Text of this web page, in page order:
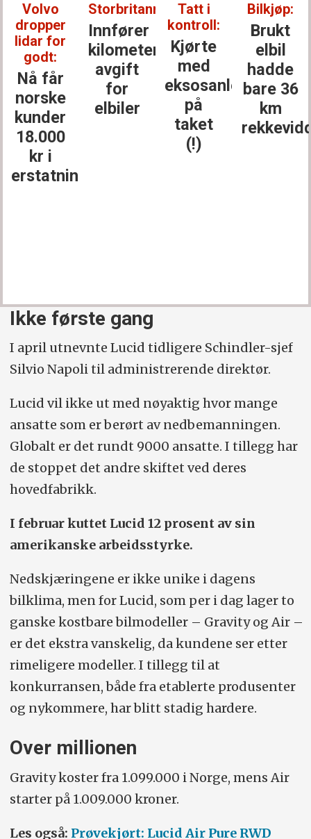
Volvo
dropper
lidar for
godt:
Nå får
norske
kunder
18.000
kr i
erstatning
Storbritannia:
Innfører
kilometer­
avgift
for
elbiler
Tatt i
kontroll:
Kjørte
med
eksosanlegget
på
taket
(!)
Bilkjøp:
Brukt
elbil
hadde
bare 36
km
Ikke første gang
I april utnevnte Lucid tidligere Schindler-sjef
Silvio Napoli til administrerende direktør.
Lucid vil ikke ut med nøyaktig hvor mange
ansatte som er berørt av nedbemanningen.
Globalt er det rundt 9000 ansatte. I tillegg har
de stoppet det andre skiftet ved deres
hovedfabrikk.
I februar kuttet Lucid 12 prosent av sin
amerikanske arbeidsstyrke.
Nedskjæringene er ikke unike i dagens
bilklima, men for Lucid, som per i dag lager to
ganske kostbare bilmodeller – Gravity og Air –
er det ekstra vanskelig, da kundene ser etter
rimeligere modeller. I tillegg til at
konkurransen, både fra etablerte produsenter
og nykommere, har blitt stadig hardere.
Over millionen
Gravity koster fra 1.099.000 i Norge, mens Air
starter på 1.009.000 kroner.
Les også: Prøvekjørt: Lucid Air Pure RWD